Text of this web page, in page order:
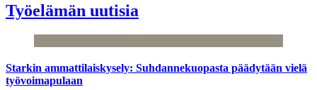
Työelämän uutisia
Starkin ammattilaiskysely: Suhdannekuopasta päädytään vielä
työvoimapulaan